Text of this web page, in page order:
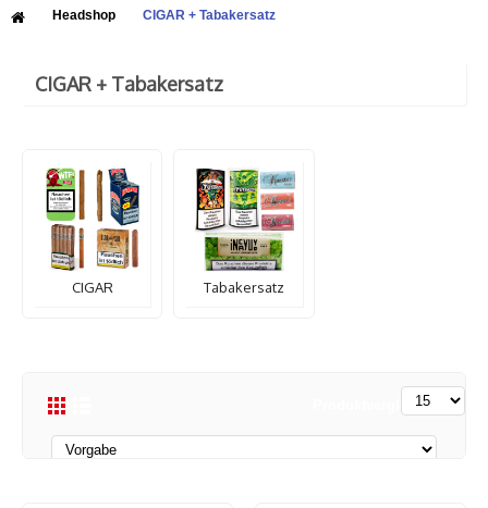
Headshop CIGAR + Tabakersatz
CIGAR + Tabakersatz
CIGAR Tabakersatz
Produktvergleich (0)